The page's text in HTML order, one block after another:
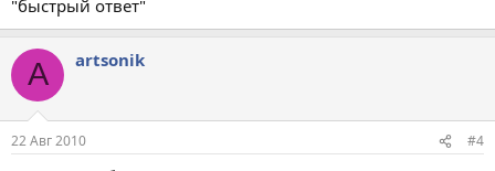
"быстрый ответ"
A artsonik
22 Авг 2010 #4